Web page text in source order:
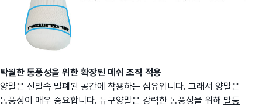
탁월한 통풍성을 위한 확장된 메쉬 조직 적용
양말은 신발속 밀폐된 공간에 착용하는 섬유입니다. 그래서 양말은
통풍성이 매우 중요합니다. 뉴구양말은 강력한 통풍성을 위해 발등